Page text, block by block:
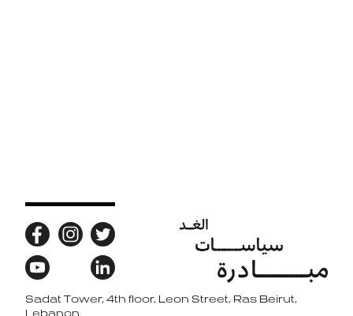
Sadat Tower, 4th floor, Leon Street, Ras Beirut,
Lebanon.
Back to top